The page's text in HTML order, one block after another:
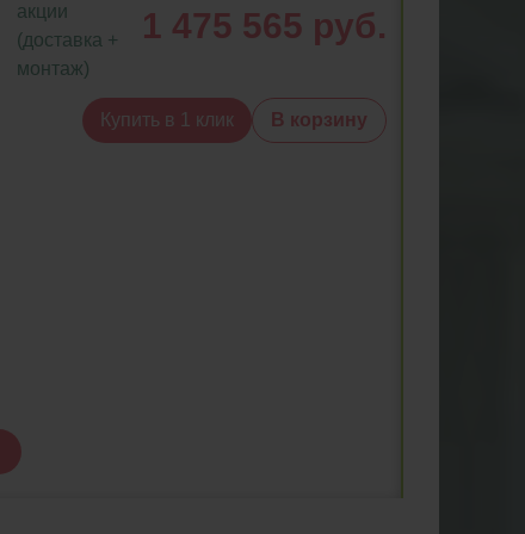
акции
(доставка +
монтаж)
1 475 565 руб.
Купить в 1 клик В корзину